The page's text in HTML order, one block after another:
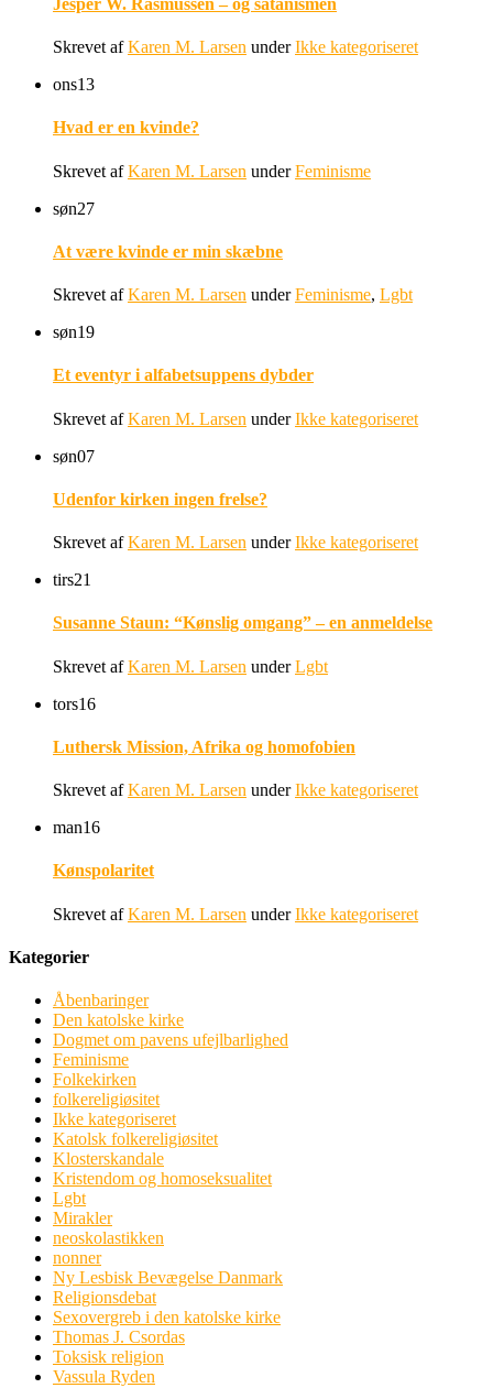
Skrevet afKaren M. Larsen underIkke kategoriseret
ons13
Hvad er en kvinde?
Skrevet afKaren M. Larsen underFeminisme
søn27
At være kvinde er min skæbne
Skrevet afKaren M. Larsen underFeminisme, Lgbt
søn19
Et eventyr i alfabetsuppens dybder
Skrevet afKaren M. Larsen underIkke kategoriseret
søn07
Udenfor kirken ingen frelse?
Skrevet afKaren M. Larsen underIkke kategoriseret
tirs21
Susanne Staun: “Kønslig omgang” – en anmeldelse
Skrevet afKaren M. Larsen underLgbt
tors16
Luthersk Mission, Afrika og homofobien
Skrevet afKaren M. Larsen underIkke kategoriseret
man16
Kønspolaritet
Skrevet afKaren M. Larsen underIkke kategoriseret
Kategorier
Åbenbaringer
Den katolske kirke
Dogmet om pavens ufejlbarlighed
Feminisme
Folkekirken
folkereligiøsitet
Ikke kategoriseret
Katolsk folkereligiøsitet
Klosterskandale
Kristendom og homoseksualitet
Lgbt
Mirakler
neoskolastikken
nonner
Ny Lesbisk Bevægelse Danmark
Religionsdebat
Sexovergreb i den katolske kirke
Thomas J. Csordas
Toksisk religion
Vassula Ryden